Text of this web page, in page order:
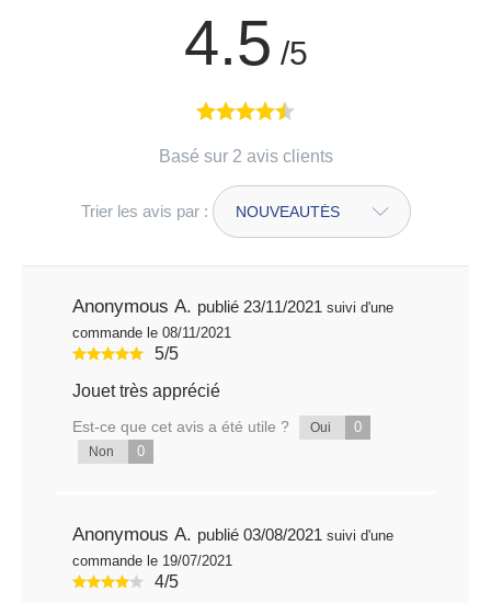
4.5 /5
Basé sur 2 avis clients
Trier les avis par :
Anonymous A. publié 23/11/2021 suivi d'une
commande le 08/11/2021
5/5
Jouet très apprécié
Est-ce que cet avis a été utile ? Oui 0
Non 0
Anonymous A. publié 03/08/2021 suivi d'une
commande le 19/07/2021
4/5